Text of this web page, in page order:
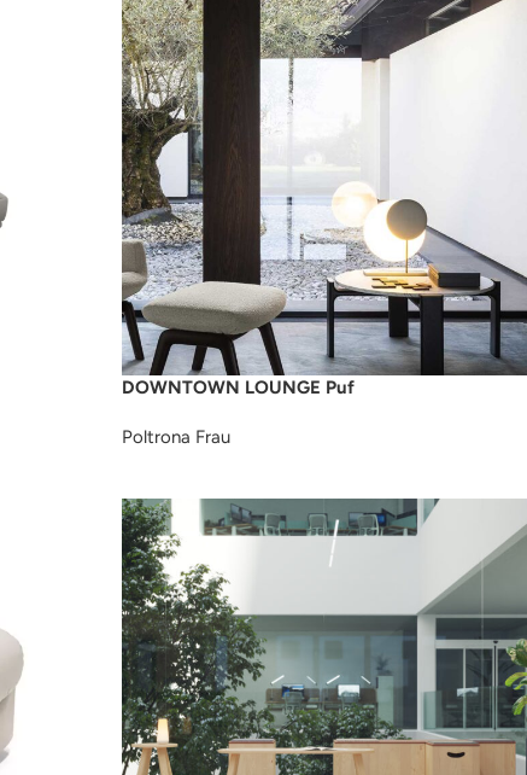
DOWNTOWN LOUNGE Puf
Poltrona Frau